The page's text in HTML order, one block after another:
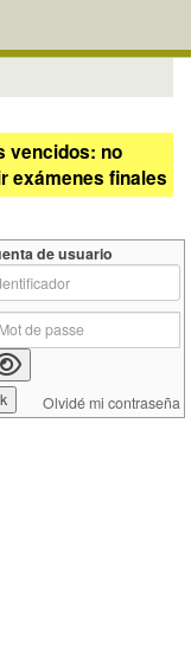
vencidos: no
exámenes finales
de usuario
Olvidé mi contraseña